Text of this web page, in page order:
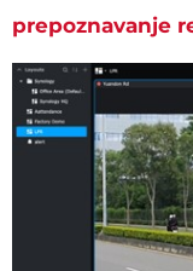
prepoznavanje